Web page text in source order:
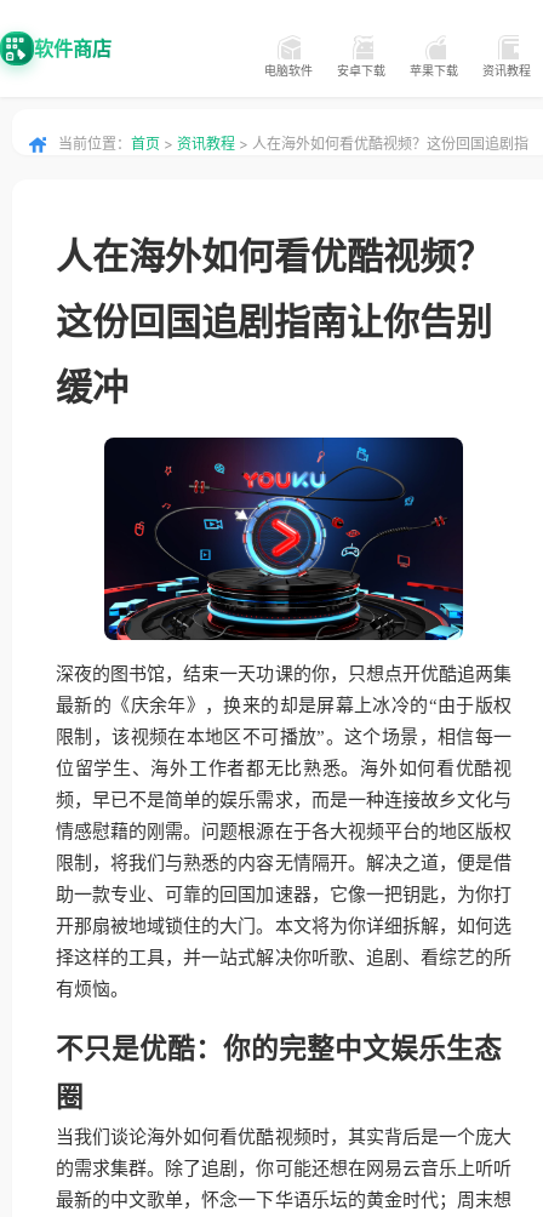
软件商店
电脑软件 安卓下载 苹果下载 资讯教程
当前位置： 首页 > 资讯教程 > 人在海外如何看优酷视频？这份回国追剧指
人在海外如何看优酷视频？
这份回国追剧指南让你告别
缓冲
深夜的图书馆，结束一天功课的你，只想点开优酷追两集
最新的《庆余年》，换来的却是屏幕上冰冷的“由于版权
限制，该视频在本地区不可播放”。这个场景，相信每一
位留学生、海外工作者都无比熟悉。海外如何看优酷视
频，早已不是简单的娱乐需求，而是一种连接故乡文化与
情感慰藉的刚需。问题根源在于各大视频平台的地区版权
限制，将我们与熟悉的内容无情隔开。解决之道，便是借
助一款专业、可靠的回国加速器，它像一把钥匙，为你打
开那扇被地域锁住的大门。本文将为你详细拆解，如何选
择这样的工具，并一站式解决你听歌、追剧、看综艺的所
有烦恼。
不只是优酷：你的完整中文娱乐生态
圈
当我们谈论海外如何看优酷视频时，其实背后是一个庞大
的需求集群。除了追剧，你可能还想在网易云音乐上听听
最新的中文歌单，怀念一下华语乐坛的黄金时代；周末想